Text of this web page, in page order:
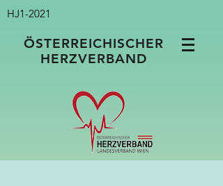
HJ1-2021
ÖSTERREICHISCHER
HERZVERBAND